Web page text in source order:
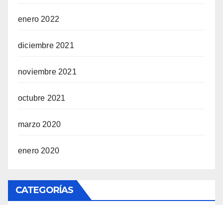
enero 2022
diciembre 2021
noviembre 2021
octubre 2021
marzo 2020
enero 2020
CATEGORÍAS